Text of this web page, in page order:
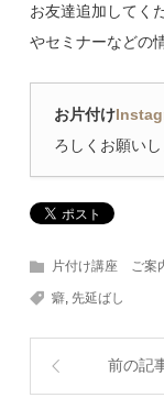
お友達追加してく
やセミナーなどの
お片付け
ろしくお願い
片付け講座 ご案
癖, 先延ばし
前の記